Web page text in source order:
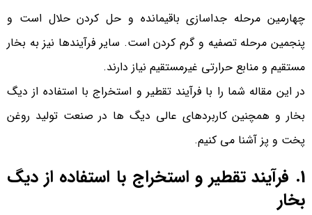
چهارمین مرحله جداسازی باقیمانده و حل کردن حلال است و
پنجمین مرحله تصفیه و گرم کردن است. سایر فرآیندها نیز به بخار
مستقیم و منابع حرارتی غیرمستقیم نیاز دارند.
در این مقاله شما را با فرآیند تقطیر و استخراج با استفاده از دیگ
بخار و همچنین کاربردهای عالی دیگ ها در صنعت تولید روغن
پخت و پز آشنا می کنیم.
1. فرآیند تقطیر و استخراج با استفاده از دیگ
بخار